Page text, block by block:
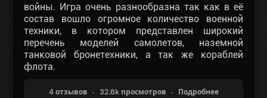
войны. Игра очень разнообразна так как в её
состав вошло огромное количество военной
техники, в котором представлен широкий
перечень моделей самолетов, наземной
танковой бронетехники, а так же кораблей
флота.
4 отзывов 32.6k просмотров Подробнее